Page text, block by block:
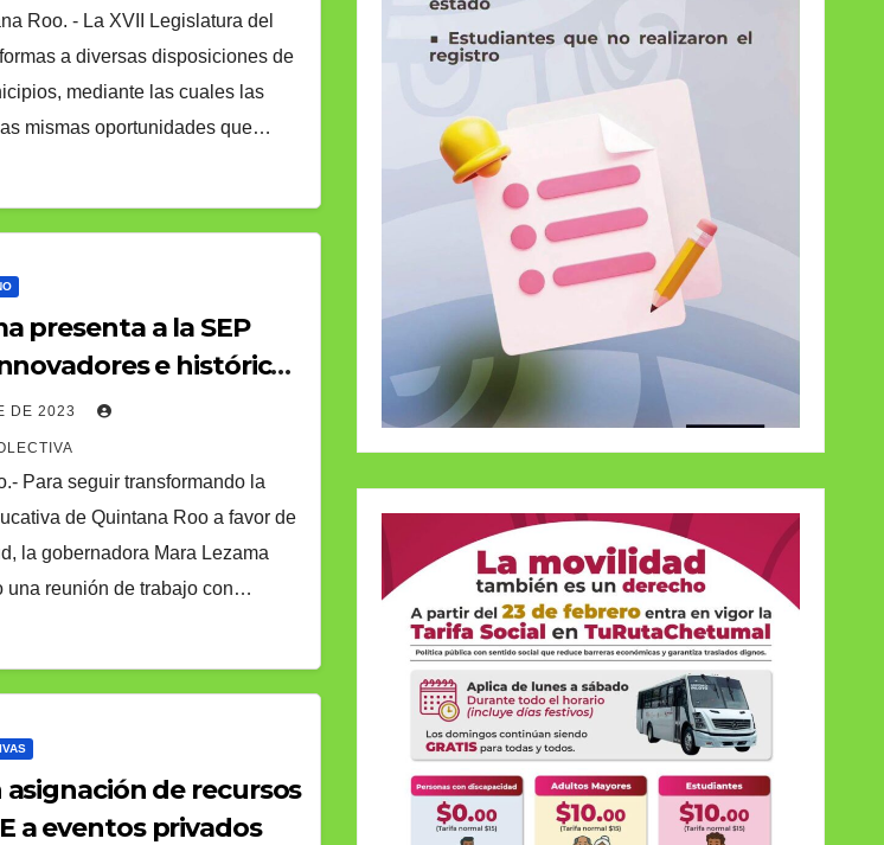
Roo. - La XVII Legislatura del
a diversas disposiciones de
mediante las cuales las
mismas oportunidades que…
presenta a la SEP
e históricos
la educación
DE 2023
Para seguir transformando la
de Quintana Roo a favor de
la gobernadora Mara Lezama
una reunión de trabajo con…
de recursos
a eventos privados